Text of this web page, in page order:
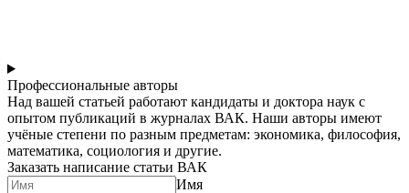
Профессиональные авторы
Над вашей статьей работают кандидаты и доктора наук с
опытом публикаций в журналах ВАК. Наши авторы имеют
учёные степени по разным предметам: экономика, философия,
математика, социология и другие.
Заказать написание статьи ВАК
Имя